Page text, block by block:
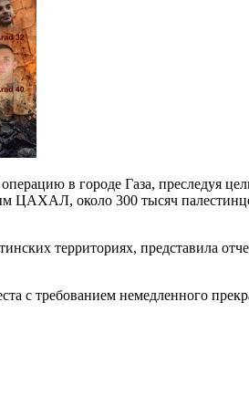
в городе Газа, преследуя
около 300 тысяч
территориях, представила
с требованием немедленного